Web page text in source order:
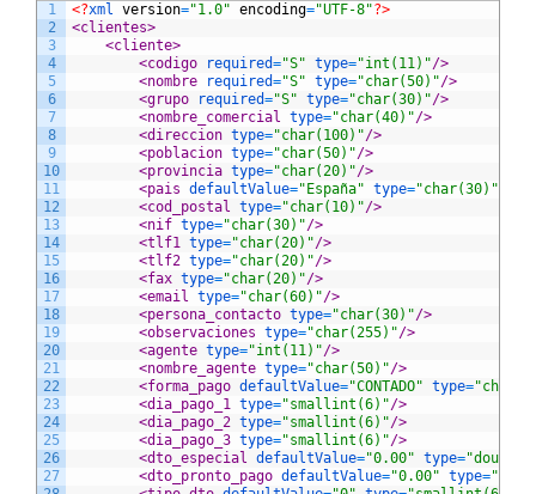
1
2
3
4
5
6
7
8
9
10
11
12
13
14
15
16
17
18
19
20
21
22
23
24
25
26
27
<?xml version="1.0" encoding="UTF-8"?>
<clientes>
<cliente>
<codigo
required="S" type="int(11)"/>
<nombre
required="S" type="char(50)"/>
<grupo
required="S" type="char(30)"/>
<nombre_comercial type="char(40)"/>
<direccion type="char(100)"/>
<poblacion type="char(50)"/>
<provincia type="char(20)"/>
<pais defaultValue="España" type="char(30)"
<cod_postal type="char(10)"/>
<nif type="char(30)"/>
<tlf1 type="char(20)"/>
<tlf2 type="char(20)"/>
<fax type="char(20)"/>
<email type="char(60)"/>
<persona_contacto type="char(30)"/>
<observaciones type="char(255)"/>
<agente type="int(11)"/>
<nombre_agente type="char(50)"/>
<forma_pago defaultValue="CONTADO" type=
<dia_pago_1 type="smallint(6)"/>
<dia_pago_2 type="smallint(6)"/>
<dia_pago_3 type="smallint(6)"/>
<dto_especial defaultValue="0.00" type=
<dto_pronto_pago defaultValue="0.00" type=